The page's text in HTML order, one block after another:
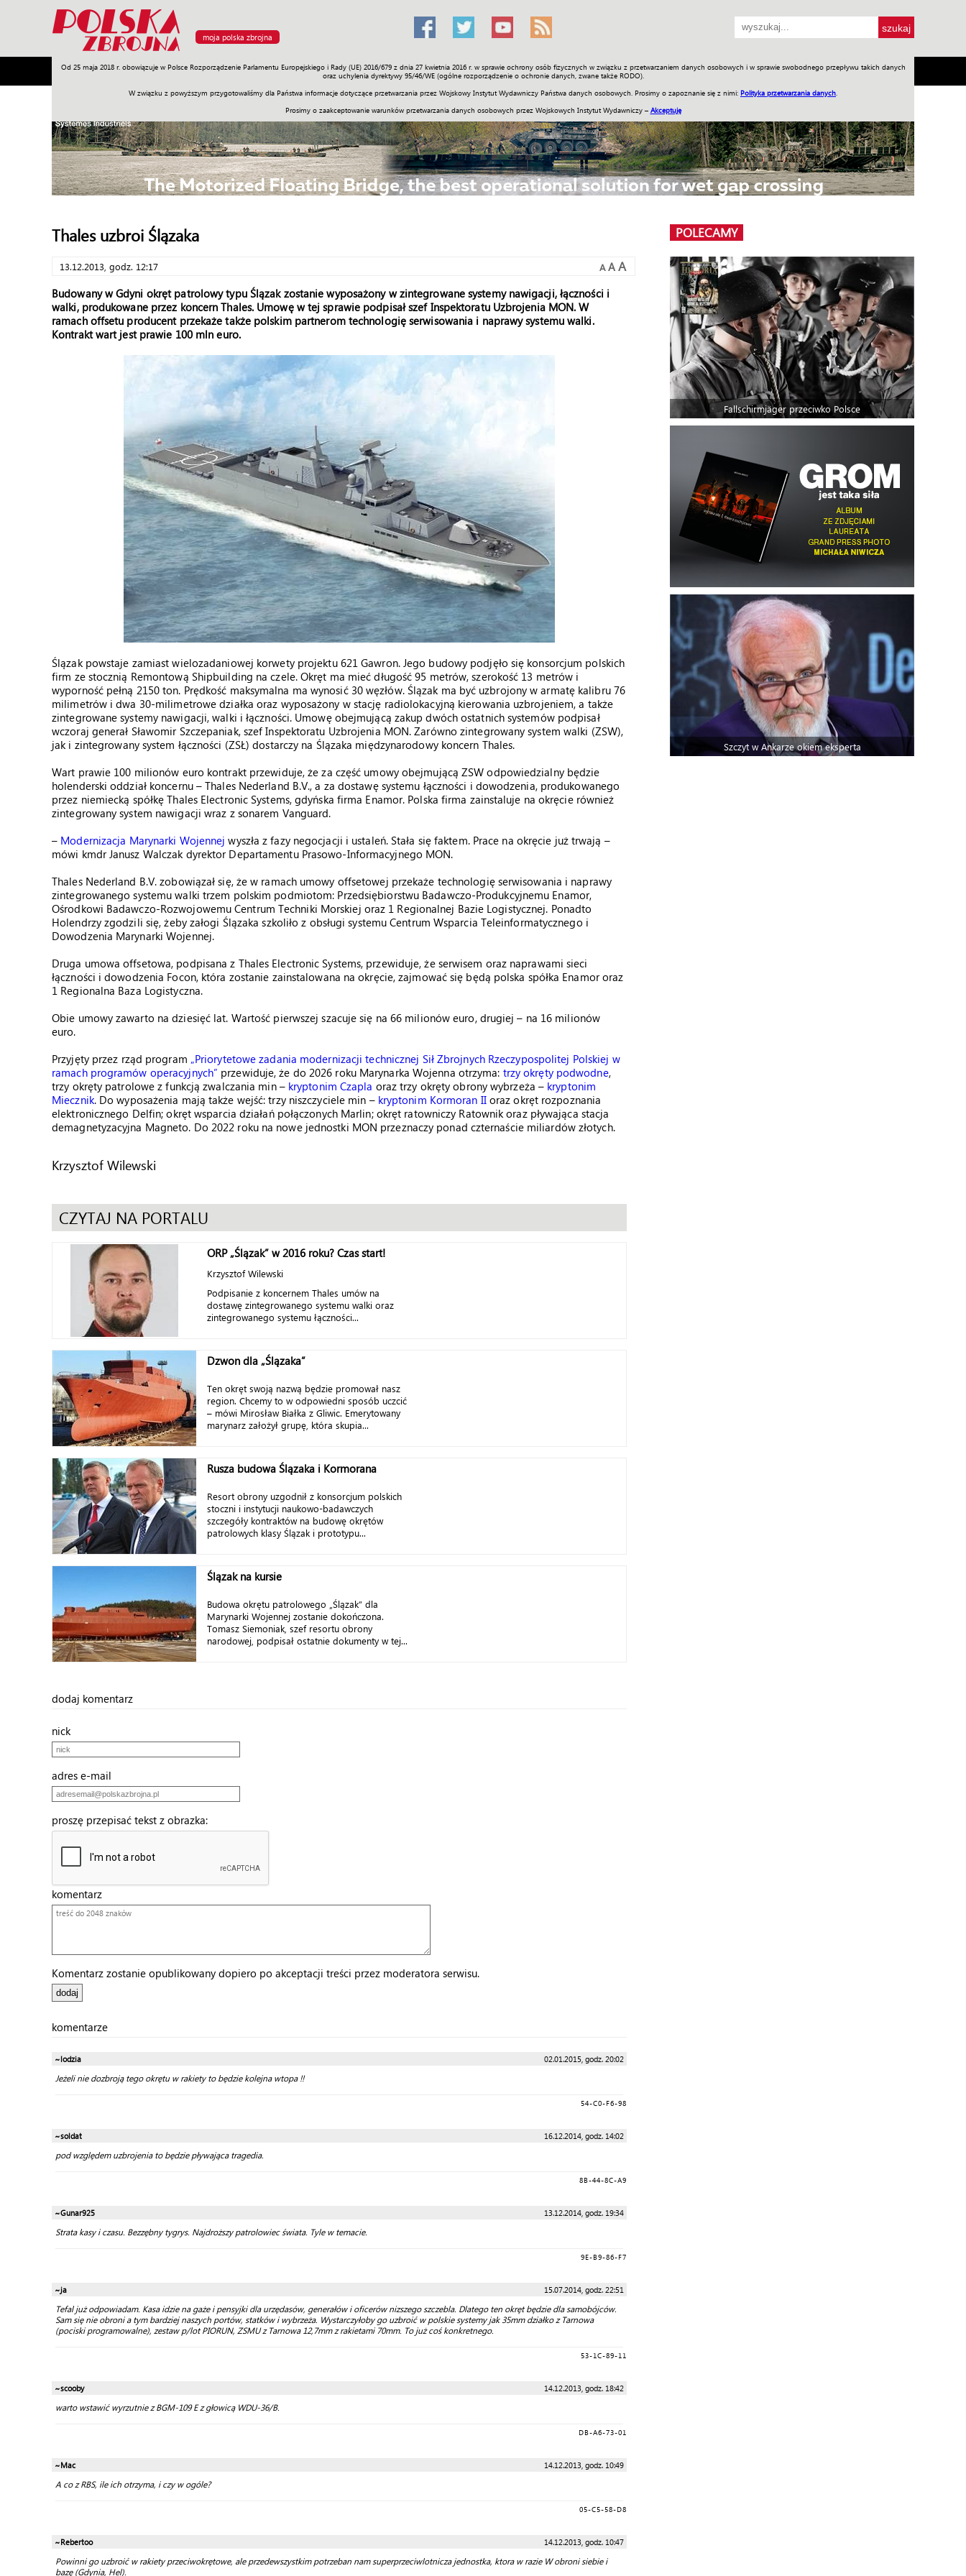
moja polska zbrojna
Od 25 maja 2018 r. obowiązuje w Polsce Rozporządzenie Parlamentu Europejskiego i Rady (UE) 2016/679 z dnia 27 kwietnia 2016 r. w sprawie ochrony osób fizycznych w związku z przetwarzaniem danych osobowych i w sprawie swobodnego przepływu takich danych
oraz uchylenia dyrektywy 95/46/WE (ogólne rozporządzenie o ochronie danych, zwane także RODO).
W związku z powyższym przygotowaliśmy dla Państwa informacje dotyczące przetwarzania przez Wojskowy Instytut Wydawniczy Państwa danych osobowych. Prosimy o zapoznanie się z nimi: Polityka przetwarzania danych
Prosimy o zaakceptowanie warunków przetwarzania danych osobowych przez Wojskowych Instytut Wydawniczy – Akceptuję
Armia Poligon Sprzęt Misje Polityka Prawo Świat Społeczność Sport Historia Galerie Wideo ENGLISH SKLEP Jednodniówki Praca w WIW
Thales uzbroi Ślązaka
13.12.2013, godz. 12:17 A A A
Budowany w Gdyni okręt patrolowy typu Ślązak zostanie wyposażony w zintegrowane systemy nawigacji, łączności i
walki, produkowane przez koncern Thales. Umowę w tej sprawie podpisał szef Inspektoratu Uzbrojenia MON. W
ramach offsetu producent przekaże także polskim partnerom technologię serwisowania i naprawy systemu walki.
Kontrakt wart jest prawie 100 mln euro.
Ślązak powstaje zamiast wielozadaniowej korwety projektu 621 Gawron. Jego budowy podjęło się konsorcjum polskich
firm ze stocznią Remontową Shipbuilding na czele. Okręt ma mieć długość 95 metrów, szerokość 13 metrów i
wyporność pełną 2150 ton. Prędkość maksymalna ma wynosić 30 węzłów. Ślązak ma być uzbrojony w armatę kalibru 76
milimetrów i dwa 30-milimetrowe działka oraz wyposażony w stację radiolokacyjną kierowania uzbrojeniem, a także
zintegrowane systemy nawigacji, walki i łączności. Umowę obejmującą zakup dwóch ostatnich systemów podpisał
wczoraj generał Sławomir Szczepaniak, szef Inspektoratu Uzbrojenia MON. Zarówno zintegrowany system walki (ZSW),
jak i zintegrowany system łączności (ZSŁ) dostarczy na Ślązaka międzynarodowy koncern Thales.
Wart prawie 100 milionów euro kontrakt przewiduje, że za część umowy obejmującą ZSW odpowiedzialny będzie
holenderski oddział koncernu – Thales Nederland B.V., a za dostawę systemu łączności i dowodzenia, produkowanego
przez niemiecką spółkę Thales Electronic Systems, gdyńska firma Enamor. Polska firma zainstaluje na okręcie również
zintegrowany system nawigacji wraz z sonarem Vanguard.
– Modernizacja Marynarki Wojennej wyszła z fazy negocjacji i ustaleń. Stała się faktem. Prace na okręcie już trwają –
mówi kmdr Janusz Walczak dyrektor Departamentu Prasowo-Informacyjnego MON.
Thales Nederland B.V. zobowiązał się, że w ramach umowy offsetowej przekaże technologię serwisowania i naprawy
zintegrowanego systemu walki trzem polskim podmiotom: Przedsiębiorstwu Badawczo-Produkcyjnemu Enamor,
Ośrodkowi Badawczo-Rozwojowemu Centrum Techniki Morskiej oraz 1 Regionalnej Bazie Logistycznej. Ponadto
Holendrzy zgodzili się, żeby załogi Ślązaka szkoliło z obsługi systemu Centrum Wsparcia Teleinformatycznego i
Dowodzenia Marynarki Wojennej.
Druga umowa offsetowa, podpisana z Thales Electronic Systems, przewiduje, że serwisem oraz naprawami sieci
łączności i dowodzenia Focon, która zostanie zainstalowana na okręcie, zajmować się będą polska spółka Enamor oraz
1 Regionalna Baza Logistyczna.
Obie umowy zawarto na dziesięć lat. Wartość pierwszej szacuje się na 66 milionów euro, drugiej – na 16 milionów
euro.
Przyjęty przez rząd program „Priorytetowe zadania modernizacji technicznej Sił Zbrojnych Rzeczypospolitej Polskiej w
ramach programów operacyjnych” przewiduje, że do 2026 roku Marynarka Wojenna otrzyma: trzy okręty podwodne,
trzy okręty patrolowe z funkcją zwalczania min – kryptonim Czapla oraz trzy okręty obrony wybrzeża – kryptonim
Miecznik. Do wyposażenia mają także wejść: trzy niszczyciele min – kryptonim Kormoran IIoraz okręt rozpoznania
elektronicznego Delfin; okręt wsparcia działań połączonych Marlin; okręt ratowniczy Ratownik oraz pływająca stacja
demagnetyzacyjna Magneto. Do 2022 roku na nowe jednostki MON przeznaczy ponad czternaście miliardów złotych.
Krzysztof Wilewski
CZYTAJ NA PORTALU
ORP „Ślązak” w 2016 roku? Czas start!
Krzysztof Wilewski
Podpisanie z koncernem Thales umów na
dostawę zintegrowanego systemu walki oraz
zintegrowanego systemu łączności...
Dzwon dla „Ślązaka”
Ten okręt swoją nazwą będzie promował nasz
region. Chcemy to w odpowiedni sposób uczcić
– mówi Mirosław Białka z Gliwic. Emerytowany
marynarz założył grupę, która skupia...
Rusza budowa Ślązaka i Kormorana
Resort obrony uzgodnił z konsorcjum polskich
stoczni i instytucji naukowo-badawczych
szczegóły kontraktów na budowę okrętów
patrolowych klasy Ślązak i prototypu...
Ślązak na kursie
Budowa okrętu patrolowego „Ślązak” dla
Marynarki Wojennej zostanie dokończona.
Tomasz Siemoniak, szef resortu obrony
narodowej, podpisał ostatnie dokumenty w tej...
dodaj komentarz
nick
adres e-mail
proszę przepisać tekst z obrazka:
komentarz
Komentarz zostanie opublikowany dopiero po akceptacji treści przez moderatora serwisu.
komentarze
~lodzia 02.01.2015, godz. 20:02
Jeżeli nie dozbroją tego okrętu w rakiety to będzie kolejna wtopa !!
54-C0-F6-98
~soldat 16.12.2014, godz. 14:02
pod względem uzbrojenia to będzie pływająca tragedia.
8B-44-8C-A9
~Gunar925 13.12.2014, godz. 19:34
Strata kasy i czasu. Bezzębny tygrys. Najdroższy patrolowiec świata. Tyle w temacie.
9E-B9-86-F7
~ja 15.07.2014, godz. 22:51
Tefal już odpowiadam. Kasa idzie na gaże i pensyjki dla urzędasów, generałów i oficerów nizszego szczebla. Dlatego ten okręt będzie dla samobójców.
Sam się nie obroni a tym bardziej naszych portów, statków i wybrzeża. Wystarczyłoby go uzbroić w polskie systemy jak 35mm działko z Tarnowa
(pociski programowalne), zestaw p/lot PIORUN, ZSMU z Tarnowa 12,7mm z rakietami 70mm. To już coś konkretnego.
53-1C-89-11
~scooby 14.12.2013, godz. 18:42
warto wstawić wyrzutnie z BGM-109 E z głowicą WDU-36/B.
DB-A6-73-01
~Mac 14.12.2013, godz. 10:49
A co z RBS, ile ich otrzyma, i czy w ogóle?
05-C5-58-D8
~Rebertoo 14.12.2013, godz. 10:47
Powinni go uzbroić w rakiety przeciwokrętowe, ale przedewszystkim potrzeban nam superprzeciwlotnicza jednostka, ktora w razie W obroni siebie i
bazę (Gdynia, Hel).
POLECAMY
Fallschirmjäger przeciwko Polsce
Szczyt w Ankarze okiem eksperta